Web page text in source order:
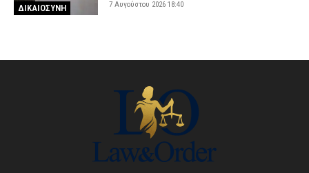
ΔΙΚΑΙΟΣΥΝΗ 7 Αυγούστου 2026 18:40